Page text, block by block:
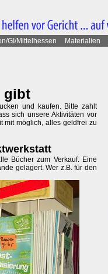
GI/Mittelhessen Materialien
gibt
und kaufen. Bitte zahlt
sich unsere Aktivitäten vor
mit möglich, alles geldfrei zu
Bücher zum Verkauf. Eine
gelagert. Wer z.B. für den